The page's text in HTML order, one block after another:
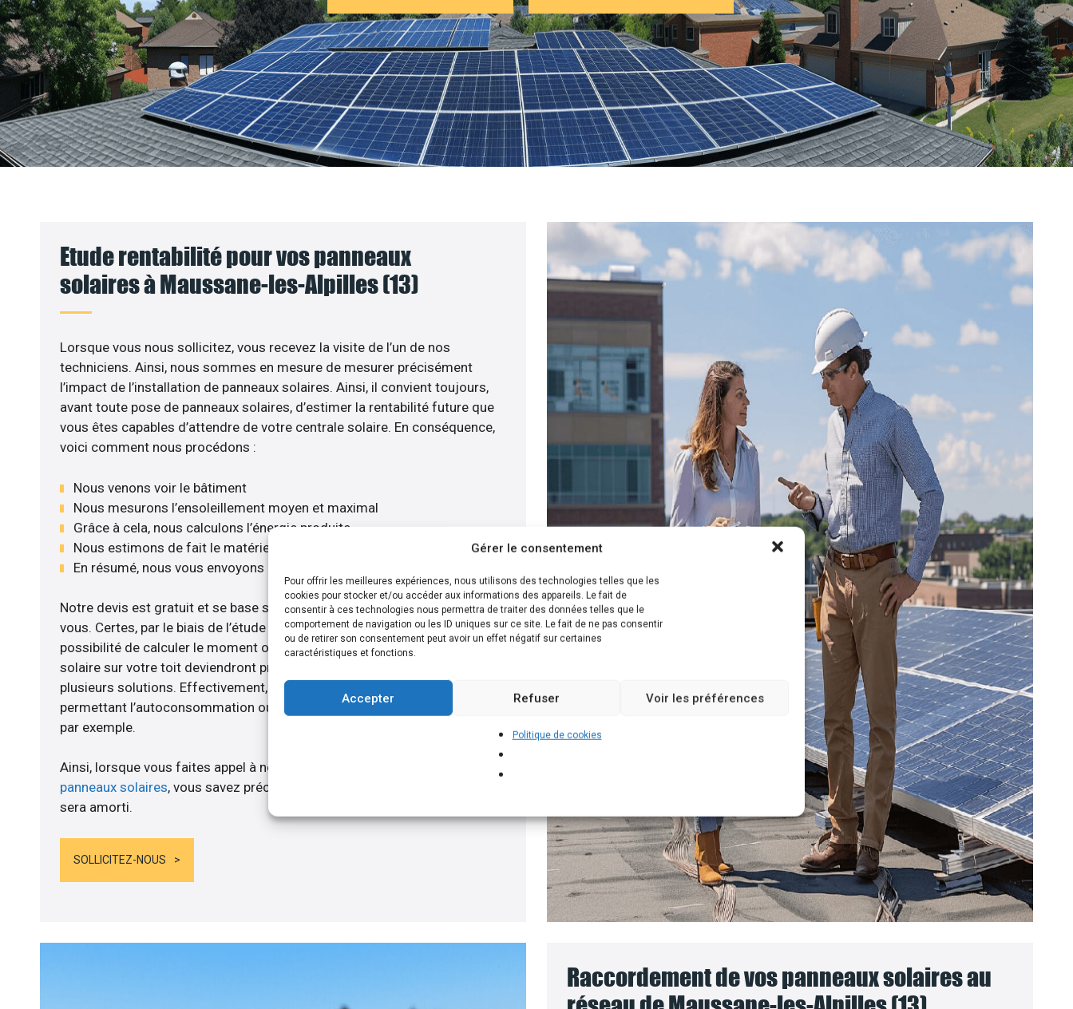
Gérer le consentement
Pour offrir les meilleures expériences, nous utilisons des technologies telles que les
cookies pour stocker et/ou accéder aux informations des appareils. Le fait de
consentir à ces technologies nous permettra de traiter des données telles que le
comportement de navigation ou les ID uniques sur ce site. Le fait de ne pas consentir
ou de retirer son consentement peut avoir un effet négatif sur certaines
caractéristiques et fonctions.
Accepter Refuser Voir les préférences
Politique de cookies
Etude rentabilité pour vos panneaux
solaires à Maussane-les-Alpilles (13)
Lorsque vous nous sollicitez, vous recevez la visite de l’un de nos
techniciens. Ainsi, nous sommes en mesure de mesurer précisément
l’impact de l’installation de panneaux solaires. Ainsi, il convient toujours,
avant toute pose de panneaux solaires, d’estimer la rentabilité future que
vous êtes capables d’attendre de votre centrale solaire. En conséquence,
voici comment nous procédons :
Nous venons voir le bâtiment
Nous mesurons l’ensoleillement moyen et maximal
Grâce à cela, nous calculons l’énergie produite
Nous estimons de fait le matériel le plus adéquat
En résumé, nous vous envoyons notre devis gratuitement
Notre devis est gratuit et se base sur la configuration la plus efficace pour
vous. Certes, par le biais de l’étude rentabilité menée, nous sommes en
possibilité de calculer le moment où les travaux d’installation de panneaux
solaire sur votre toit deviendront profitables. Pour cela, nous disposons de
plusieurs solutions. Effectivement, nous vous proposons un branchement
permettant l’autoconsommation ou l’alimentation de batteries solaires,
par exemple.
Ainsi, lorsque vous faites appel à notre entreprise pour installer vos
panneaux solaires, vous savez précisément lorsque le coût des travaux
sera amorti.
SOLLICITEZ-NOUS
Raccordement de vos panneaux solaires au